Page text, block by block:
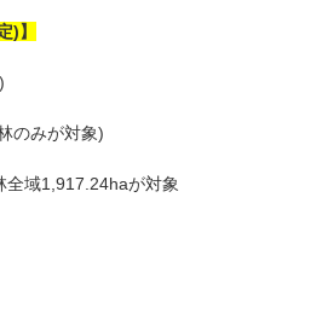
)】
のみが対象)
域1,917.24haが対象